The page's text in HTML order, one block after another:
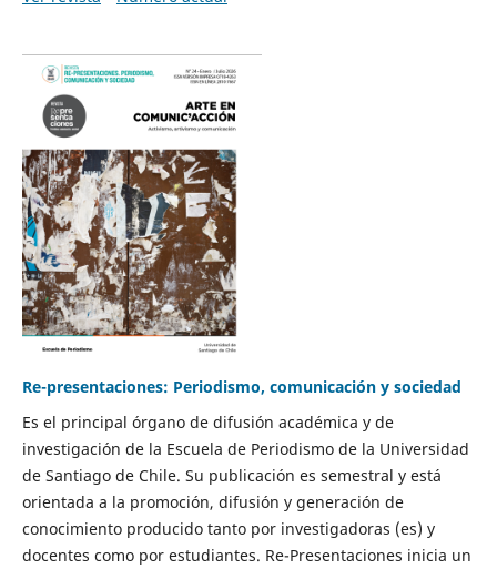
Re-presentaciones: Periodismo, comunicación y sociedad
Es el principal órgano de difusión académica y de
investigación de la Escuela de Periodismo de la Universidad
de Santiago de Chile. Su publicación es semestral y está
orientada a la promoción, difusión y generación de
conocimiento producido tanto por investigadoras (es) y
docentes como por estudiantes. Re-Presentaciones inicia un